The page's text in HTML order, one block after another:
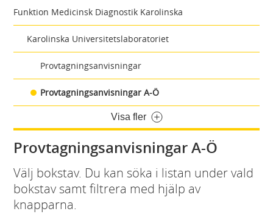
Funktion Medicinsk Diagnostik Karolinska
Karolinska Universitetslaboratoriet
Provtagningsanvisningar
Provtagningsanvisningar A-Ö
Visa fler
Provtagningsanvisningar A-Ö
Välj bokstav. Du kan söka i listan under vald
bokstav samt filtrera med hjälp av
knapparna.